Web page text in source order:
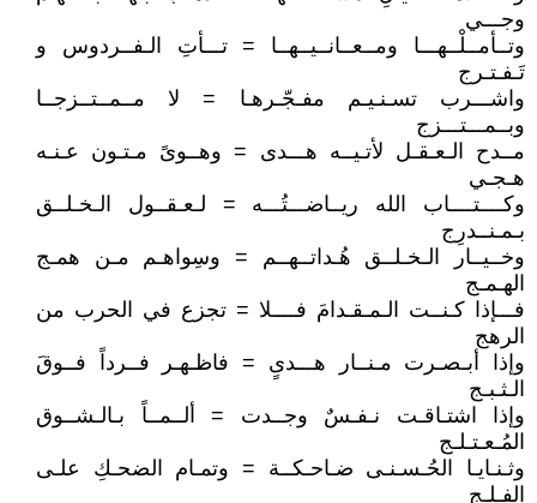
وجـــي
وتــأمــلْــهـــا ومــعــانــيــهــا = تـــأتِ الـفــردوس و
تَـفـتـرج
واشـــرب تسـنـيـم مفـجّـرهـا = لا مــمــتــزجــا
وبــمـــتـــزج
مــدح الـعـقـل لأتـيــه هـــدى = وهــوىً مـتـون عـنـه
هـجـي
وكــــتــــاب الله ريــاضـــتُـــه = لـعـقــول الـخـلــق
بـمـنــدرِج
وخــيــار الـخـلــق هُـداتــهــم = وسِواهـم مـن همـج
الهـمـج
فـــإذا كـنــت الـمـقـدامَ فــــلا = تجزع في الحرب من
الرهج
وإذا أبـصـرت مـنــار هـــدىٍ = فاظـهـر فــرداً فــوقَ
الـثـبـج
وإذا اشتـاقـت نـفـسٌ وجــدت = ألــمــاً بـالـشــوق
المُـعـتـلـج
وثـنـايـا الحُـسـنـى ضـاحـكــة = وتمـام الضحـكِ علـى
الفـلـج